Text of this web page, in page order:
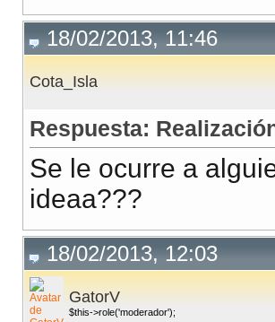
18/02/2013, 11:46
Cota_Isla
Respuesta:
Se le ocurre a
ideaa???
18/02/2013, 12:03
GatorV
$this->role('moderador');